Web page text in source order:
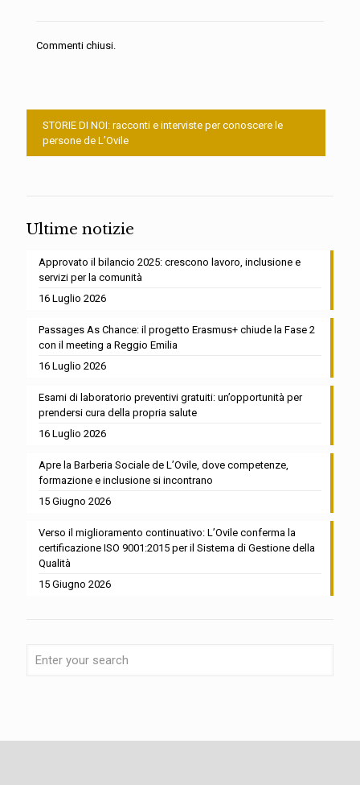
Commenti chiusi.
STORIE DI NOI: racconti e interviste per conoscere le
persone de L’Ovile
Ultime notizie
Approvato il bilancio 2025: crescono lavoro, inclusione e
servizi per la comunità
16 Luglio 2026
Passages As Chance: il progetto Erasmus+ chiude la Fase 2
con il meeting a Reggio Emilia
16 Luglio 2026
Esami di laboratorio preventivi gratuiti: un’opportunità per
prendersi cura della propria salute
16 Luglio 2026
Apre la Barberia Sociale de L’Ovile, dove competenze,
formazione e inclusione si incontrano
15 Giugno 2026
Verso il miglioramento continuativo: L’Ovile conferma la
certificazione ISO 9001:2015 per il Sistema di Gestione della
Qualità
15 Giugno 2026